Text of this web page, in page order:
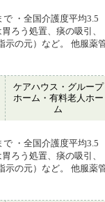
で ・全国介護度平均3.5
ろう処置、痰の吸引、
示の元）など。 他服薬
ケアハウス・グループ
ホーム・有料老人ホー
ム
で ・全国介護度平均3.5
ろう処置、痰の吸引、
示の元）など。 他服薬